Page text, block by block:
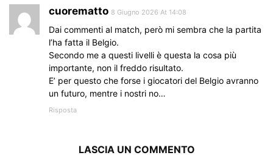
cuorematto 8 Giugno 2026 At 14:08
Dai commenti al match, però mi sembra che la partita
l’ha fatta il Belgio.
Secondo me a questi livelli è questa la cosa più
importante, non il freddo risultato.
E’ per questo che forse i giocatori del Belgio avranno
un futuro, mentre i nostri no…
Risposta
LASCIA UN COMMENTO